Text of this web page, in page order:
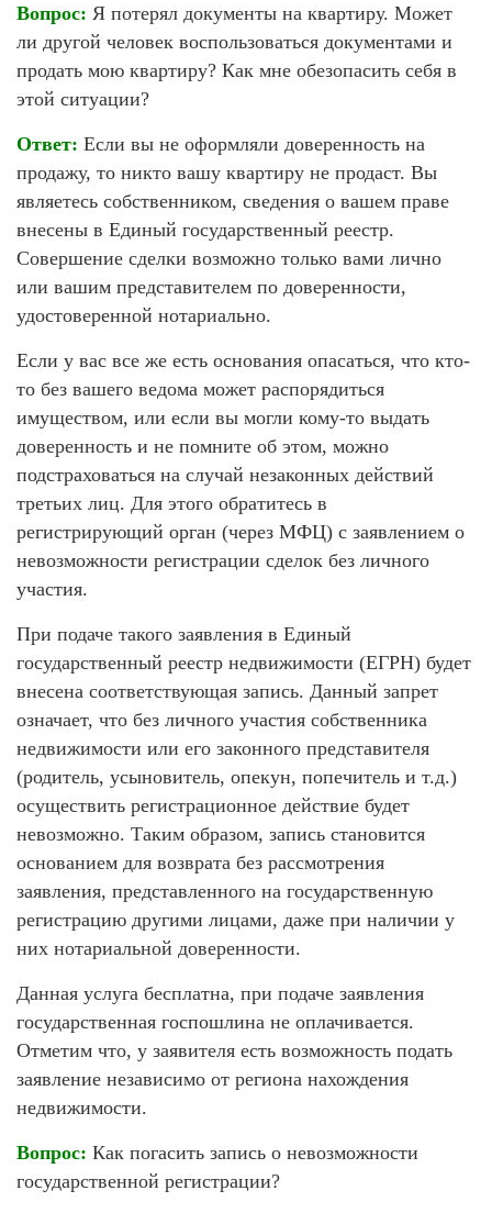
Вопрос: Я потерял документы на квартиру. Может
ли другой человек воспользоваться документами и
продать мою квартиру? Как мне обезопасить себя в
этой ситуации?
Ответ: Если вы не оформляли доверенность на
продажу, то никто вашу квартиру не продаст. Вы
являетесь собственником, сведения о вашем праве
внесены в Единый государственный реестр.
Совершение сделки возможно только вами лично
или вашим представителем по доверенности,
удостоверенной нотариально.
Если у вас все же есть основания опасаться, что кто-
то без вашего ведома может распорядиться
имуществом, или если вы могли кому-то выдать
доверенность и не помните об этом, можно
подстраховаться на случай незаконных действий
третьих лиц. Для этого обратитесь в
регистрирующий орган (через МФЦ) с заявлением о
невозможности регистрации сделок без личного
участия.
При подаче такого заявления в Единый
государственный реестр недвижимости (ЕГРН) будет
внесена соответствующая запись. Данный запрет
означает, что без личного участия собственника
недвижимости или его законного представителя
(родитель, усыновитель, опекун, попечитель и т.д.)
осуществить регистрационное действие будет
невозможно. Таким образом, запись становится
основанием для возврата без рассмотрения
заявления, представленного на государственную
регистрацию другими лицами, даже при наличии у
них нотариальной доверенности.
Данная услуга бесплатна, при подаче заявления
государственная госпошлина не оплачивается.
Отметим что, у заявителя есть возможность подать
заявление независимо от региона нахождения
недвижимости.
Вопрос: Как погасить запись о невозможности
государственной регистрации?